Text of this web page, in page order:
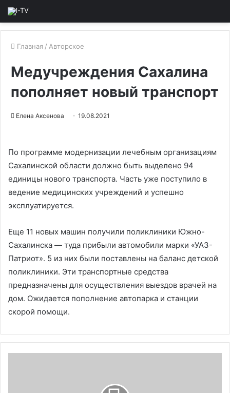
Главная / Авторское
Медучреждения Сахалина
пополняет новый транспорт
Елена Аксенова 19.08.2021
По программе модернизации лечебным организациям
Сахалинской области должно быть выделено 94
единицы нового транспорта. Часть уже поступило в
ведение медицинских учреждений и успешно
эксплуатируется.
Еще 11 новых машин получили поликлиники Южно-
Сахалинска — туда прибыли автомобили марки «УАЗ-
Патриот». 5 из них были поставлены на баланс детской
поликлиники. Эти транспортные средства
предназначены для осуществления выездов врачей на
дом. Ожидается пополнение автопарка и станции
скорой помощи.